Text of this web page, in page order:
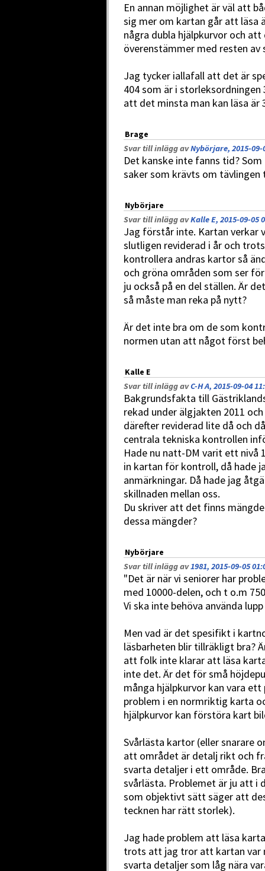
En annan möjlighet är väl att
sig mer om kartan går att läsa
några dubla hjälpkurvor och
överenstämmer med resten av
Jag tycker iallafall att det är
404 som är i
att det minsta man kan läsa är
Brage
Svar till inlägg avNybörjare, 2015-09-
Det kanske inte fanns tid?
saker som krävts om tävlingen
Nybörjare
Svar till inlägg avKalle E, 2015-09-05
Jag förstår inte. Kartan verkar
slutligen reviderad i år och
kontrollera andras kartor så
och gröna områden som ser
ju också på en del ställen. Är
så måste man reka på nytt?
Är det inte bra om de som
normen utan att något först
Kalle E
Svar till inlägg avC-H A, 2015-09-04
Bakgrundsfakta till
rekad under älgjakten 2011
därefter reviderad lite då och
centrala tekniska kontrollen
Hade nu natt-DM varit ett nivå
in kartan för kontroll, då hade
anmärkningar. Då hade jag
skillnaden mellan oss.
Du skriver att det finns
dessa mängder?
Nybörjare
Svar till inlägg av1981, 2015-09-05
"Det är när vi seniorer har
med 10000-delen, och t o.m
Vi ska inte behöva använda
Men vad är det spesifikt i
läsbarheten blir tillräkligt bra?
att folk inte klarar att läsa
inte det. Är det för små
många hjälpkurvor kan vara
problem i en normriktig karta
hjälpkurvor kan förstöra kart
Svårlästa kartor (eller snarare
att området är detalj rikt och
svarta detaljer i ett område.
svårlästa. Problemet är ju att i
som objektivt sätt säger att
tecknen har rätt storlek).
Jag hade problem att läsa
trots att jag tror att kartan var
svarta detaljer som låg nära